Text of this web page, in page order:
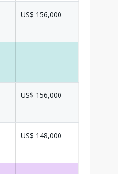
US$ 156,000
-
US$ 156,000
US$ 148,000